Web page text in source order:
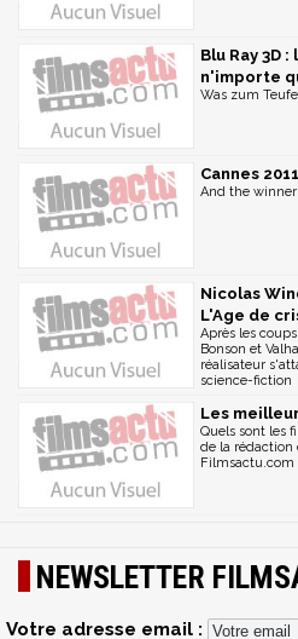
Blu Ray 3D
n'importe
Was zum
Cannes
And the winner
Nicolas
L'Age de
Après les
Bonson et
réalisateur
science-fiction
Les
Quels sont les
de la rédaction
Filmsactu.com
NEWSLETTER
Votre adresse email :